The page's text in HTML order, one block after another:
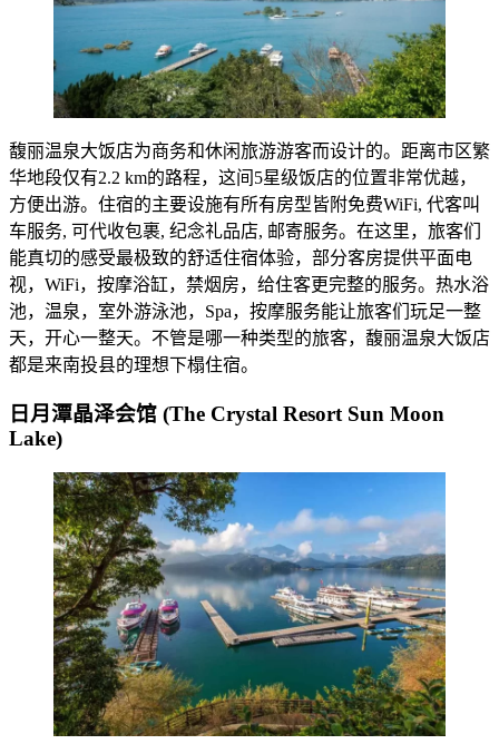
馥丽温泉大饭店为商务和休闲旅游游客而设计的。距离市区繁
华地段仅有2.2 km的路程，这间5星级饭店的位置非常优越，
方便出游。住宿的主要设施有所有房型皆附免费WiFi, 代客叫
车服务, 可代收包裹, 纪念礼品店, 邮寄服务。在这里，旅客们
能真切的感受最极致的舒适住宿体验，部分客房提供平面电
视，WiFi，按摩浴缸，禁烟房，给住客更完整的服务。热水浴
池，温泉，室外游泳池，Spa，按摩服务能让旅客们玩足一整
天，开心一整天。不管是哪一种类型的旅客，馥丽温泉大饭店
都是来南投县的理想下榻住宿。
日月潭晶泽会馆 (The Crystal Resort Sun Moon
Lake)